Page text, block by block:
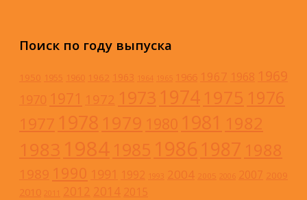
Поиск по году выпуска
1950 1955 1960 1962 1963 1964 1965 1966 1967 1968 1969
1970 1971 1972 1973 1974 1975 1976
1977 1978 1979 1980 1981 1982
1983 1984 1985 1986 1987 1988
1989 1990 1991 1992 1993 2004 2005 2006 2007 2009
2010 2011 2012 2014 2015